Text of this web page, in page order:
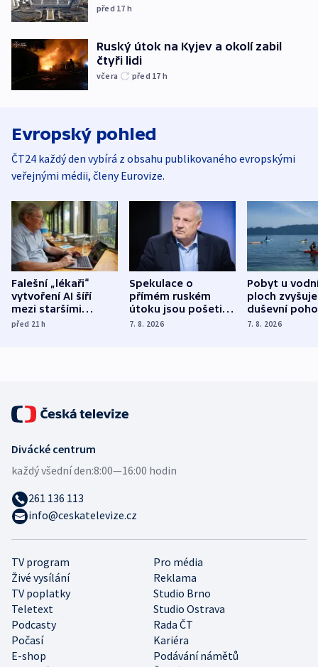
před 17 h
Ruský útok na Kyjev a okolí zabil
čtyři lidi
včera před 17 h
Evropský pohled
ČT24 každý den vybírá z obsahu publikovaného evropskými
veřejnými médii, členy Eurovize.
Falešní „lékaři“
vytvoření AI šíří
mezi staršími
Poláky nebezpečné
před 21h
Spekulace o
přímém ruském
útoku jsou pošetilé,
míní estonský
7. 8. 2026
Pobyt u
ploch zvyšuje
duševní
ukázala
7. 8. 2026
TV program
Pro média
Živé vysílání
Reklama
TV poplatky
Studio Brno
Teletext
Studio Ostrava
Podcasty
Rada ČT
Počasí
Kariéra
E-shop
Podávání námětů
Divácké centrum
každý všední den:8:00—16:00 hodin
261 136 113
info@ceskatelevize.cz